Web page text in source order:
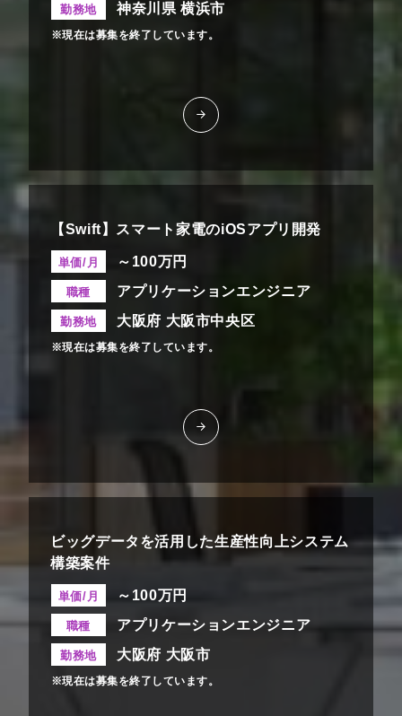
勤務地 神奈川県 横浜市
※現在は募集を終了しています。
【Swift】スマート家電のiOSアプリ開発
単価/月 ～100万円
職種 アプリケーションエンジニア
勤務地 大阪府 大阪市中央区
※現在は募集を終了しています。
ビッグデータを活用した生産性向上システム
構築案件
単価/月 ～100万円
職種 アプリケーションエンジニア
勤務地 大阪府 大阪市
※現在は募集を終了しています。